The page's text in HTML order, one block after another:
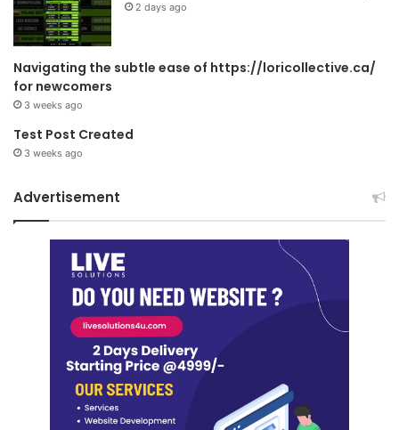
2 days ago
Navigating the subtle ease of https://loricollective.ca/
for newcomers
3 weeks ago
Test Post Created
3 weeks ago
Advertisement